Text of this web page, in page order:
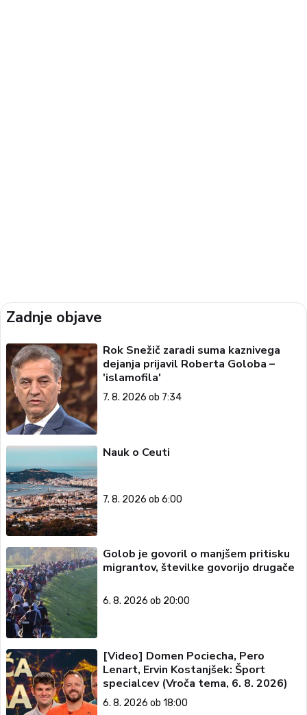
Zadnje objave
Rok Snežič zaradi suma kaznivega
dejanja prijavil Roberta Goloba –
'islamofila'
7. 8. 2026 ob 7:34
Nauk o Ceuti
7. 8. 2026 ob 6:00
Golob je govoril o manjšem pritisku
migrantov, številke govorijo drugače
6. 8. 2026 ob 20:00
[Video] Domen Pociecha, Pero
Lenart, Ervin Kostanjšek: Šport
specialcev (Vroča tema, 6. 8. 2026)
6. 8. 2026 ob 18:00